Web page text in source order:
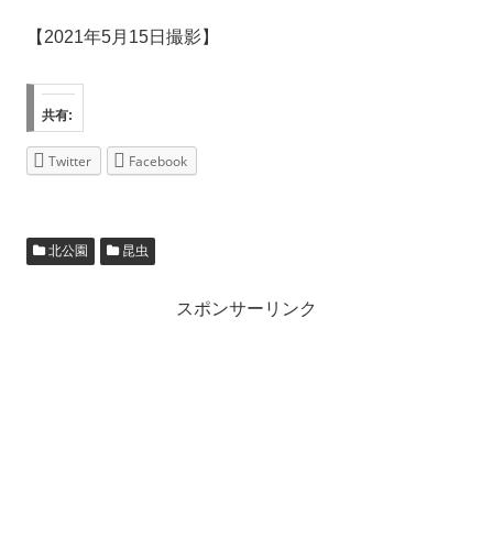
【2021年5月15日撮影】
共有:
Twitter Facebook
北公園 昆虫
スポンサーリンク